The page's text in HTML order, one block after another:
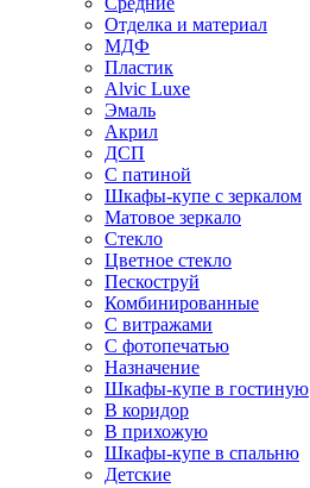
Отделка и материал
МДФ
Пластик
Alvic Luxe
Эмаль
Акрил
ДСП
С патиной
Шкафы-купе с зеркалом
Матовое зеркало
Стекло
Цветное стекло
Пескоструй
Комбинированные
С витражами
С фотопечатью
Назначение
Шкафы-купе в гостиную
В коридор
В прихожую
Шкафы-купе в спальню
Детские